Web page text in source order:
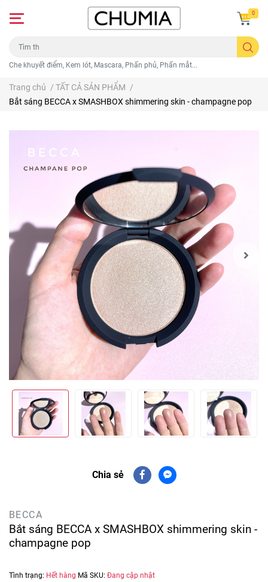
Che khuyết điểm, Kem lót, Mascara, Phấn phủ, Phấn mắt...
0
Trang chủ / TẤT CẢ SẢN PHẨM /
Bắt sáng BECCA x SMASHBOX shimmering skin - champagne pop
Chia sẻ
BECCA
Bắt sáng BECCA x SMASHBOX shimmering skin -
champagne pop
Tình trạng: Hết hàng Mã SKU: Đang cập nhật